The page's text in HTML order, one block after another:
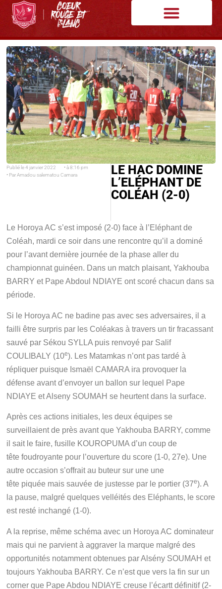
Publié le 4 janvier 2022 • à 8:16 pm
• ParAmadou salematou Camara
LE HAC DOMINE
L’ELÉPHANT DE
COLÉAH (2-0)
Le Horoya AC s’est imposé (2-0) face à l’Eléphant de
Coléah, mardi ce soir dans une rencontre qu’il a dominé
pour l’avant dernière journée de la phase aller du
championnat guinéen. Dans un match plaisant, Yakhouba
BARRY et Pape Abdoul NDIAYE ont scoré chacun dans sa
période.
Si le Horoya AC ne badine pas avec ses adversaires, il a
failli être surpris par les Coléakas à travers un tir fracassant
sauvé par Sékou SYLLA puis renvoyé par Salif
COULIBALY (10e). Les Matamkas n’ont pas tardé à
répliquer puisque Ismaël CAMARA ira provoquer la
défense avant d’envoyer un ballon sur lequel Pape
NDIAYE et Alseny SOUMAH se heurtent dans la surface.
Après ces actions initiales, les deux équipes se
surveillaient de près avant que Yakhouba BARRY, comme
il sait le faire, fusille KOUROPUMA d’un coup de
tête foudroyante pour l’ouverture du score (1-0, 27e). Une
autre occasion s’offrait au buteur sur une une
tête piquée mais sauvée de justesse par le portier (37e). A
la pause, malgré quelques velléités des Eléphants, le score
est resté inchangé (1-0).
A la reprise, même schéma avec un Horoya AC dominateur
mais qui ne parvient à aggraver la marque malgré des
opportunités notamment obtenues par Alsény SOUMAH et
toujours Yakhouba BARRY. Ce n’est que vers la fin sur un
corner que Pape Abdou NDIAYE creuse l’écartt définitif (2-